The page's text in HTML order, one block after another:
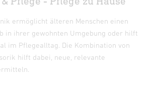
ermöglicht älteren Menschen einen
in ihrer gewohnten Umgebung oder hilft
im Pflegealltag. Die Kombination von
hilft dabei, neue, relevante